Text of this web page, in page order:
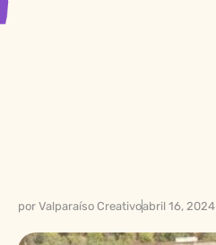
por Valparaíso Creativoabril 16, 2024